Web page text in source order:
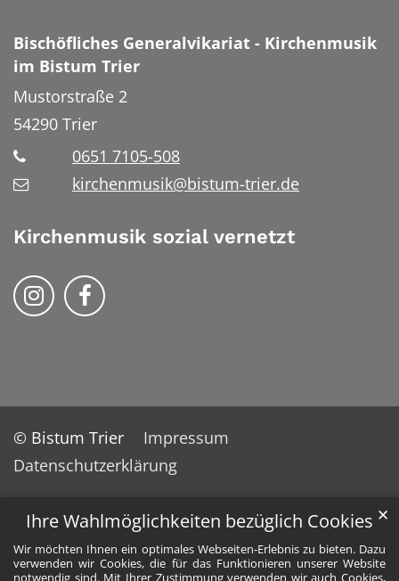
Ihre Wahlmöglichkeiten bezüglich Cookies
Wir möchten Ihnen ein optimales Webseiten-Erlebnis zu bieten. Dazu
verwenden wir Cookies, die für das Funktionieren unserer Website
notwendig sind. Mit Ihrer Zustimmung verwenden wir auch Cookies,
✕
Bischöfliches Generalvikariat - Kirchenmusik
im Bistum Trier
Mustorstraße 2
54290 Trier
0651 7105-508
kirchenmusik@bistum-trier.de
Kirchenmusik sozial vernetzt
Kirchenmusik im Bistum Trier auf
Kirchennmusik im Bistum Trier auf
© Bistum Trier
Impressum
Datenschutzerklärung